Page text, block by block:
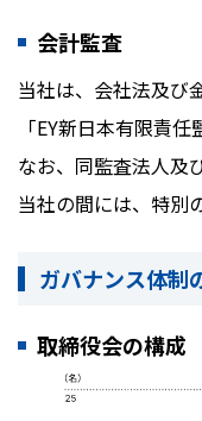
会計監査
当社は、会社法及び
「EY新日本有限責
なお、同監査法人及
当社の間には、特別
ガバナンス体制
取締役会の構成